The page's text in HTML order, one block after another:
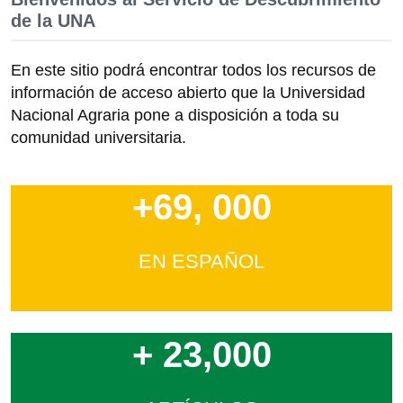
de la UNA
En este sitio podrá encontrar todos los recursos de
información de acceso abierto que la Universidad
Nacional Agraria pone a disposición a toda su
comunidad universitaria.
+69, 000
EN ESPAÑOL
+ 23,000